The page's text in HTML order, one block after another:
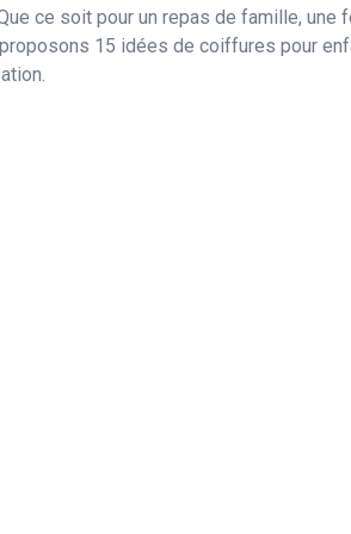
ce soit pour un repas de famille, une
15 idées de coiffures pour